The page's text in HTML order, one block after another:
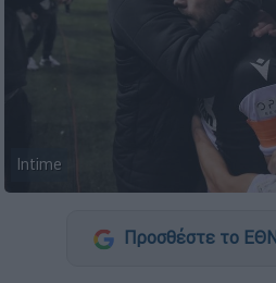
Intime
Προσθέστε το